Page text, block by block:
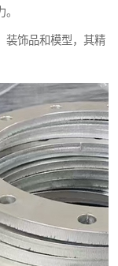
装饰品和模型，其精